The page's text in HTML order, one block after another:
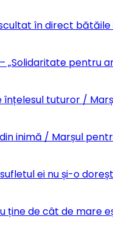
în direct bătăile
pentru
tuturor /
inimă / Marșul
ei nu și-o
ține de cât de